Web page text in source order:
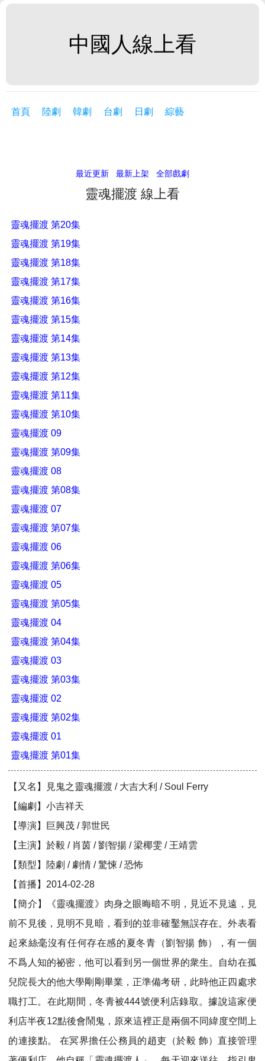
中國人線上看
首頁 陸劇 韓劇 台劇 日劇 綜藝
最近更新 最新上架 全部戲劇
靈魂擺渡 線上看
靈魂擺渡 第20集
靈魂擺渡 第19集
靈魂擺渡 第18集
靈魂擺渡 第17集
靈魂擺渡 第16集
靈魂擺渡 第15集
靈魂擺渡 第14集
靈魂擺渡 第13集
靈魂擺渡 第12集
靈魂擺渡 第11集
靈魂擺渡 第10集
靈魂擺渡 09
靈魂擺渡 第09集
靈魂擺渡 08
靈魂擺渡 第08集
靈魂擺渡 07
靈魂擺渡 第07集
靈魂擺渡 06
靈魂擺渡 第06集
靈魂擺渡 05
靈魂擺渡 第05集
靈魂擺渡 04
靈魂擺渡 第04集
靈魂擺渡 03
靈魂擺渡 第03集
靈魂擺渡 02
靈魂擺渡 第02集
靈魂擺渡 01
靈魂擺渡 第01集
【又名】見鬼之靈魂擺渡 / 大吉大利 / Soul Ferry
【編劇】小吉祥天
【導演】巨興茂 / 郭世民
【主演】於毅 / 肖茵 / 劉智揚 / 梁椰雯 / 王靖雲
【類型】陸劇 / 劇情 / 驚悚 / 恐怖
【首播】2014-02-28
【簡介】《靈魂擺渡》肉身之眼晦暗不明，見近不見遠，見
前不見後，見明不見暗，看到的並非確鑿無誤存在。外表看
起來絲毫沒有任何存在感的夏冬青（劉智揚 飾），有一個
不爲人知的祕密，他可以看到另一個世界的衆生。自幼在孤
兒院長大的他大學剛剛畢業，正準備考研，此時他正四處求
職打工。在此期間，冬青被444號便利店錄取。據說這家便
利店半夜12點後會鬧鬼，原來這裡正是兩個不同緯度空間上
的連接點。 在冥界擔任公務員的趙吏（於毅 飾）直接管理